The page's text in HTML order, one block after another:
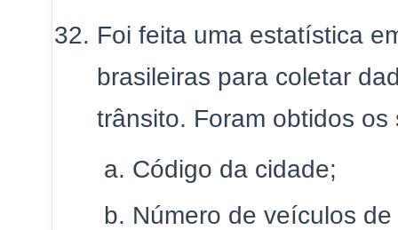
Foi feita uma estatística
brasileiras para coletar
trânsito. Foram obtidos
Código da cidade;
Número de veículos